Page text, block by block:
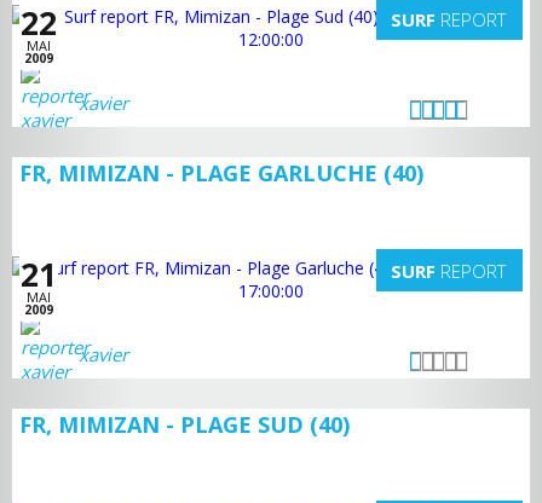
22
MAI
2009
SURF REPORT
xavier
FR, MIMIZAN - PLAGE GARLUCHE (40)
21
MAI
2009
SURF REPORT
xavier
FR, MIMIZAN - PLAGE SUD (40)